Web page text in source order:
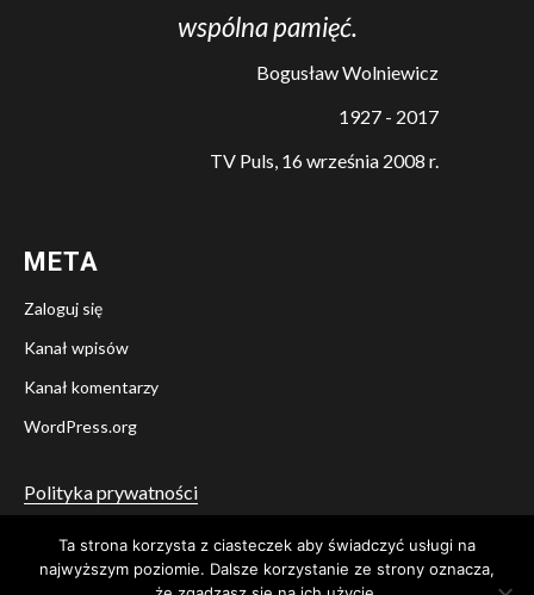
wspólna pamięć.
Bogusław Wolniewicz
1927 - 2017
TV Puls, 16 września 2008 r.
META
Zaloguj się
Kanał wpisów
Kanał komentarzy
WordPress.org
Polityka prywatności
TwitterFacebook
YouTubeInstagram
Ta strona korzysta z ciasteczek aby świadczyć usługi na
najwyższym poziomie. Dalsze korzystanie ze strony oznacza,